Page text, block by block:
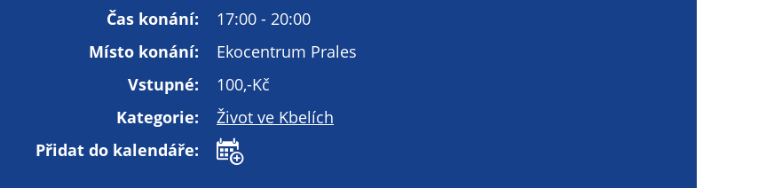
Čas konání:
17:00 - 20:00
Místo konání:
Ekocentrum Prales
Vstupné:
100,-Kč
Kategorie:
Život ve Kbelích
Přidat do kalendáře:
Technické
cookies
Technické
cookies jsou
nezbytné pro
správné
fungování
webu a všech